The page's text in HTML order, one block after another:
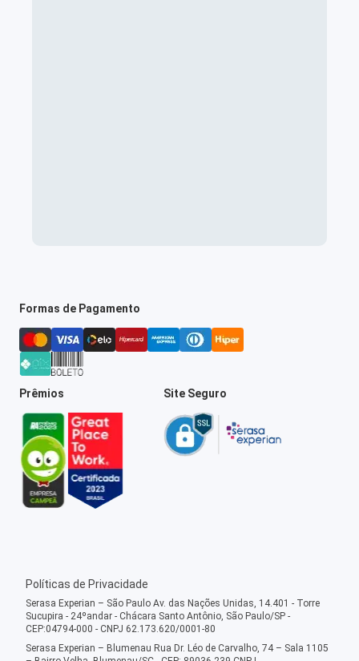
Formas de Pagamento
Prêmios Site Seguro
Políticas de Privacidade
Serasa Experian – São Paulo Av. das Nações Unidas, 14.401 - Torre
Sucupira - 24ºandar - Chácara Santo Antônio, São Paulo/SP -
CEP:04794-000 - CNPJ 62.173.620/0001-80
Serasa Experian – Blumenau Rua Dr. Léo de Carvalho, 74 – Sala 1105